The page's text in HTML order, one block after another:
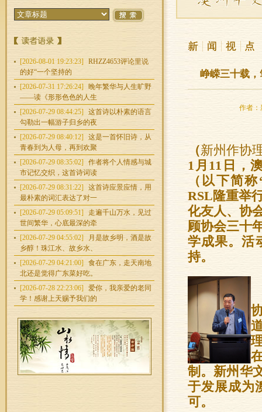
[2026-08-01 19:23:23]
RHZZ4653评论里说
的好“一个坚持的
[2026-07-31 17:26:24]
晚年繁华与人生旷野
——读《形形色色的人生
[2026-07-29 08:44:25]
这首诗以朴素的语言
勾勒出一幅游子归乡的夜
[2026-07-29 08:40:12]
这是一首怀旧诗，从
青春到为人母，再到欢聚
[2026-07-29 08:35:02]
作者将个人情感与城
市记忆交织，这首诗词读
[2026-07-29 08:31:22]
这首诗应景应情，用
最朴素的词汇表达了对一
[2026-07-29 05:09:51]
走遍千山万水，见过
世间繁华，心底最深的牵
[2026-07-29 04:55:02]
月是故乡明，酒是故
乡醇！珠江水、故乡水、
[2026-07-29 04:21:00]
食在广东，走天南地
北还是觉得广东菜好吃。
[2026-07-28 22:23:06]
爱你，我亲爱的老同
学！感谢上天赐予我们的
峥嵘三十载
作者：
（新州作协
1月11日，
（以下简
RSL隆重举
化友人、协
顾协会三十
学成果。活
持。
制。新州华
于发展成为
可。